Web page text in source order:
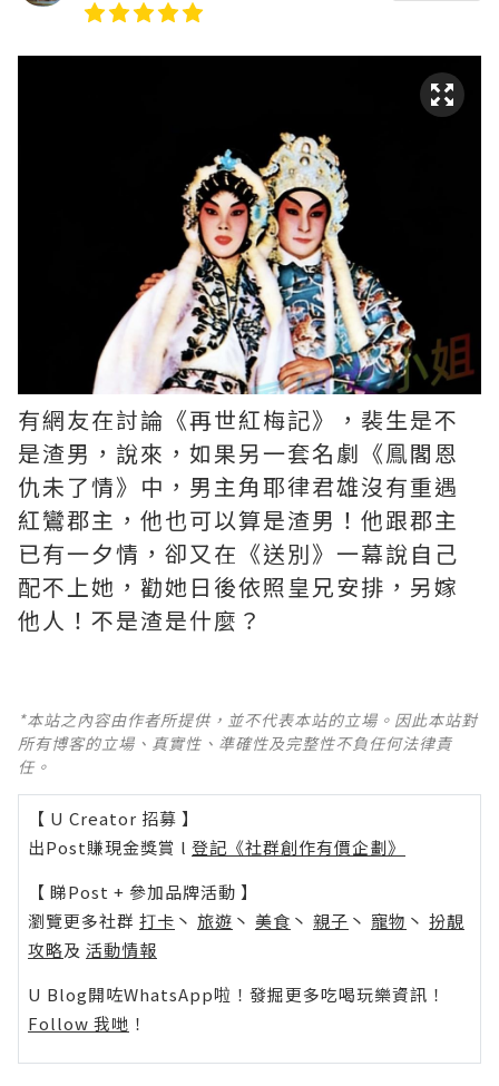
有網友在討論《再世紅梅記》，裴生是不
是渣男，說來，如果另一套名劇《鳯閣恩
仇未了情》中，男主角耶律君雄沒有重遇
紅鸞郡主，他也可以算是渣男！他跟郡主
已有一夕情，卻又在《送別》一幕說自己
配不上她，勸她日後依照皇兄安排，另嫁
他人！不是渣是什麼？ ​​​
*本站之內容由作者所提供，並不代表本站的立場。因此本站對
所有博客的立場、真實性、準確性及完整性不負任何法律責
任。
【 U Creator 招募 】
出Post賺現金獎賞 l 登記《社群創作有價企劃》
【 睇Post + 參加品牌活動 】
瀏覽更多社群 打卡 丶 旅遊 丶 美食 丶 親子 丶 寵物 丶 扮靚
攻略及 活動情報
U Blog開咗WhatsApp啦！發掘更多吃喝玩樂資訊！
Follow 我哋 ！